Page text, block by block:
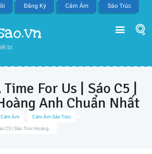
Đăng Ký Cảm Âm Sáo Trúc
bị
Cảm Âm Cảm Âm Sáo Trúc
C5 | Sáo Trúc Hoàng...
For Us | Sáo C5 |
Anh Chuẩn Nhất